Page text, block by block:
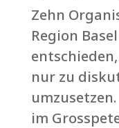
Zehn
Region
nur zu
im